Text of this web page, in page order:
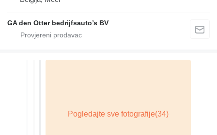
GA den Otter bedrijfsauto’s BV